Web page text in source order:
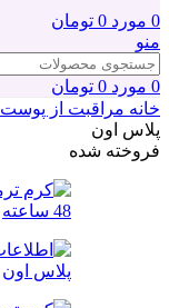
0 مورد 0 تومان
منو
0 مورد 0 تومان
خانه مراقبت از پوست
پلاس اون
فروخته شده